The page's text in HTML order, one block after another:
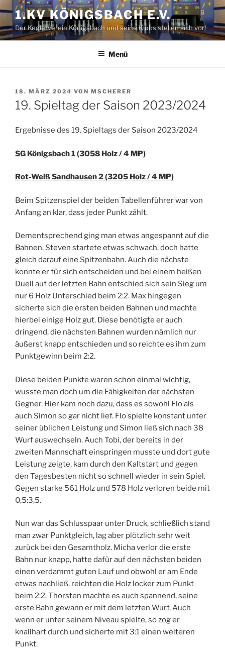
Zum
Inhalt
springen
1.KV KÖNIGSBACH E.V.
Der Keglerverein Königsbach und seine Klubs stellen sich vor!
Menü
VERÖFFENTLICHT
AM
18. MÄRZ 2024 VON MSCHERER
19. Spieltag der Saison 2023/2024
Ergebnisse des 19. Spieltags der Saison 2023/2024
SG Königsbach 1 (3058 Holz / 4 MP)
Rot-Weiß Sandhausen 2 (3205 Holz / 4 MP)
Beim Spitzenspiel der beiden Tabellenführer war von
Anfang an klar, dass jeder Punkt zählt.
Dementsprechend ging man etwas angespannt auf die
Bahnen. Steven startete etwas schwach, doch hatte
gleich darauf eine Spitzenbahn. Auch die nächste
konnte er für sich entscheiden und bei einem heißen
Duell auf der letzten Bahn entschied sich sein Sieg um
nur 6 Holz Unterschied beim 2:2. Max hingegen
sicherte sich die ersten beiden Bahnen und machte
hierbei einige Holz gut. Diese benötigte er auch
dringend, die nächsten Bahnen wurden nämlich nur
äußerst knapp entschieden und so reichte es ihm zum
Punktgewinn beim 2:2.
Diese beiden Punkte waren schon einmal wichtig,
wusste man doch um die Fähigkeiten der nächsten
Gegner. Hier kam noch dazu, dass es sowohl Flo als
auch Simon so gar nicht lief. Flo spielte konstant unter
seiner üblichen Leistung und Simon ließ sich nach 38
Wurf auswechseln. Auch Tobi, der bereits in der
zweiten Mannschaft einspringen musste und dort gute
Leistung zeigte, kam durch den Kaltstart und gegen
den Tagesbesten nicht so schnell wieder in sein Spiel.
Gegen starke 561 Holz und 578 Holz verloren beide mit
0,5:3,5.
Nun war das Schlusspaar unter Druck, schließlich stand
man zwar Punktgleich, lag aber plötzlich sehr weit
zurück bei den Gesamtholz. Micha verlor die erste
Bahn nur knapp, hatte dafür auf den nächsten beiden
einen verdammt guten Lauf und obwohl er am Ende
etwas nachließ, reichten die Holz locker zum Punkt
beim 2:2. Thorsten machte es auch spannend, seine
erste Bahn gewann er mit dem letzten Wurf. Auch
wenn er unter seinem Niveau spielte, so zog er
knallhart durch und sicherte mit 3:1 einen weiteren
Punkt.